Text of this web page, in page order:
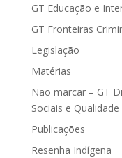
GT Educação e
GT Fronteiras
Legislação
Matérias
Não marcar – GT
Sociais e Qualidade
Publicações
Resenha Indígena